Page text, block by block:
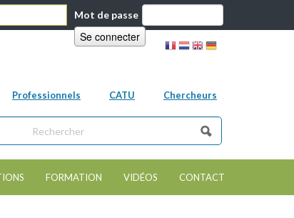
Mot de passe
Professionnels CATU Chercheurs
FORMATION VIDÉOS CONTACT